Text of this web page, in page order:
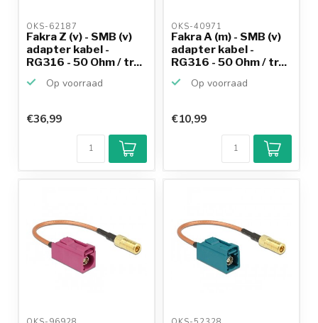
OKS-62187
Fakra Z (v) - SMB (v)
adapter kabel -
RG316 - 50 Ohm / tr...
Op voorraad
€36,99
OKS-40971
Fakra A (m) - SMB (v)
adapter kabel -
RG316 - 50 Ohm / tr...
Op voorraad
€10,99